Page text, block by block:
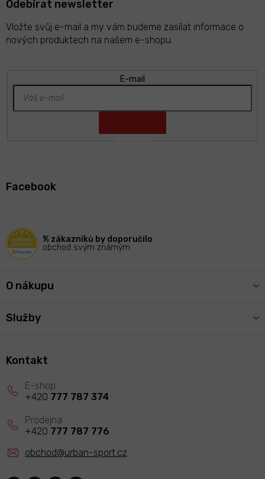
Odebírat newsletter
Vložte svůj e-mail a my vám budeme zasílat informace o
nových produktech na našem e-shopu.
E-mail
Facebook
% zákazníků by doporučilo
obchod svým známým
O nákupu
Služby
Kontakt
obchod@urban-sport.cz
+420 777 787 374
+420 777 787 776